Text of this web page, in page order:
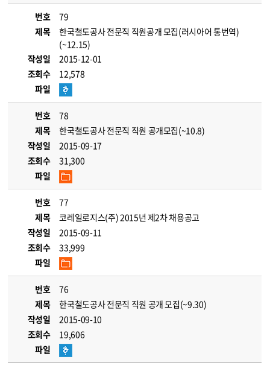
번호
79
제목
한국철도공사 전문직 직원공개 모집(러시아어 통번역)
(~12.15)
작성일
2015-12-01
조회수
12,578
파일
번호
78
제목
한국철도공사 전문직 직원 공개모집(~10.8)
작성일
2015-09-17
조회수
31,300
파일
번호
77
제목
코레일로지스(주) 2015년 제2차 채용공고
작성일
2015-09-11
조회수
33,999
파일
번호
76
제목
한국철도공사 전문직 직원 공개 모집(~9.30)
작성일
2015-09-10
조회수
19,606
파일